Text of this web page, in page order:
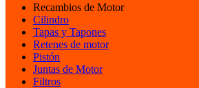
Recambios de Motor
Cilindro
Tapas y Tapones
Retenes de motor
Pistón
Juntas de Motor
Filtros